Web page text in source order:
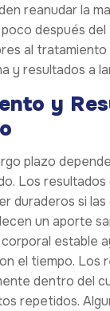
reanudar la
después
al
y resultados a
y
plazo
Los
duraderos si las
un aporte
estable
el tiempo. Los
dentro del
repetidos.